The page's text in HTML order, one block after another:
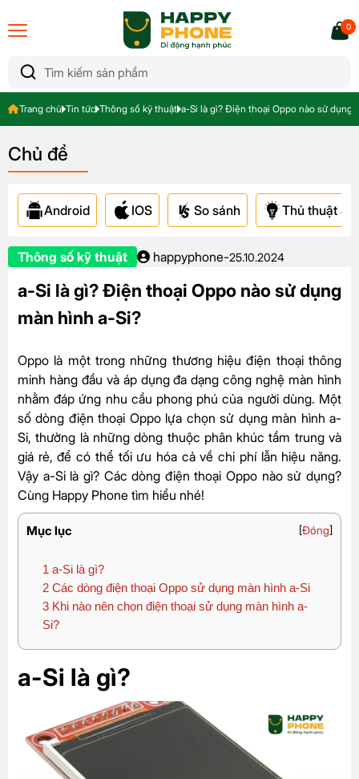
0
Trang chủ Tin tức Thông số kỹ thuật a-Si là gì? Điện thoại Oppo nào sử dụng
Chủ đề
Android IOS So sánh Thủ thuật &
Thông số kỹ thuật happyphone-25.10.2024
a-Si là gì? Điện thoại Oppo nào sử dụng
màn hình a-Si?
Oppo là một trong những thương hiệu điện thoại thông
minh hàng đầu và áp dụng đa dạng công nghệ màn hình
nhằm đáp ứng nhu cầu phong phú của người dùng. Một
số dòng điện thoại Oppo lựa chọn sử dụng màn hình a-
Si, thường là những dòng thuộc phân khúc tầm trung và
giá rẻ, để có thể tối ưu hóa cả về chi phí lẫn hiệu năng.
Vậy a-Si là gì? Các dòng điện thoại Oppo nào sử dụng?
Cùng Happy Phone tìm hiểu nhé!
Mục lục [Đóng]
1 a-Si là gì?
2 Các dòng điện thoại Oppo sử dụng màn hình a-Si
3 Khi nào nên chọn điện thoại sử dụng màn hình a-
Si?
a-Si là gì?